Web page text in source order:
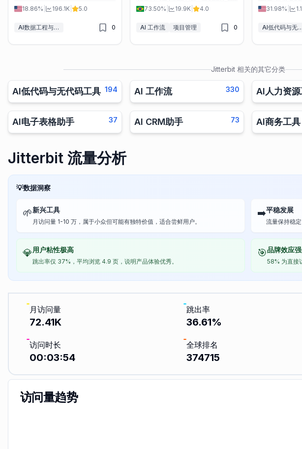
18.86% 196.1K 5.0
AI数据工程与ETL 0
误。
73.50% 19.9K 4.0
AI 工作流 项目管理 0
31.98%
AI低代码与无代码工具
Jitterbit 相关的其它分类
AI低代码与无代码工具 194 AI 工作流 330 AI人力资
AI电子表格助手 37 AI CRM助手 73 AI商务工具
Jitterbit 流量分析
💡数据洞察
🌱新兴工具
月访问量 1-10 万，属于小众但可能有独特价值，适合尝鲜用户。
➡️平稳发展
流量保持稳
💎用户粘性极高
跳出率仅 37%，平均浏览 4.9 页，说明产品体验优秀。
🎯品牌效应强
58% 为直接
月访问量
72.41K
跳出率
36.61%
访问时长
00:03:54
全球排名
374715
访问量趋势